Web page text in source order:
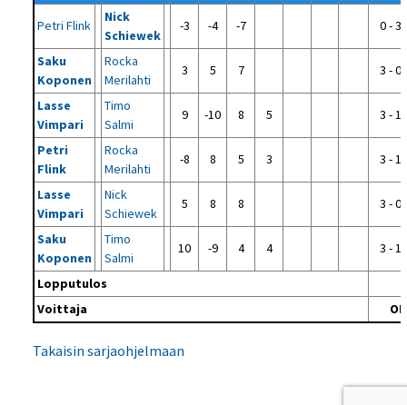
Petri Flink
Nick
Schiewek
-3 -4 -7 0 - 3
Saku
Koponen
Rocka
Merilahti
3 5 7 3 - 0
Lasse
Vimpari
Timo
Salmi
9 -10 8 5 3 - 1
Petri
Flink
Rocka
Merilahti
-8 8 5 3 3 - 1
Lasse
Vimpari
Nick
Schiewek
5 8 8 3 - 0
Saku
Koponen
Timo
Salmi
10 -9 4 4 3 - 1
Lopputulos
Voittaja
Takaisin sarjaohjelmaan